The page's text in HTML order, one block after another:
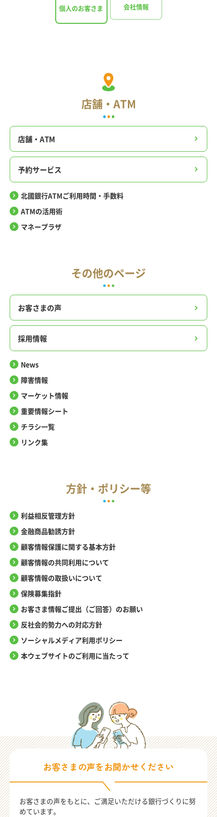
個人のお客さま 会社情報
店舗・ATM
店舗・ATM
予約サービス
北國銀行ATMご利用時間・手数料
ATMの活用術
マネープラザ
その他のページ
お客さまの声
採用情報
News
障害情報
マーケット情報
重要情報シート
チラシ一覧
リンク集
方針・ポリシー等
利益相反管理方針
金融商品勧誘方針
顧客情報保護に関する基本方針
顧客情報の共同利用について
顧客情報の取扱いについて
保険募集指針
お客さま情報ご提出（ご回答）のお願い
反社会的勢力への対応方針
ソーシャルメディア利用ポリシー
本ウェブサイトのご利用に当たって
お客さまの声をお聞かせください
お客さまの声をもとに、ご満足いただける銀行づくりに努
めています。